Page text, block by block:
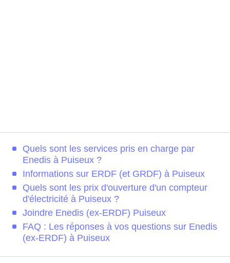
Quels sont les services pris en charge par
Enedis à Puiseux ?
Informations sur ERDF (et GRDF) à Puiseux
Quels sont les prix d'ouverture d'un compteur
d'électricité à Puiseux ?
Joindre Enedis (ex-ERDF) Puiseux
FAQ : Les réponses à vos questions sur Enedis
(ex-ERDF) à Puiseux